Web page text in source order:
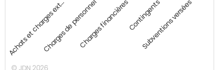
Achats et charges ext…Charges de personnelCharges financièresContingents
Subventions versées
© JDN 2026